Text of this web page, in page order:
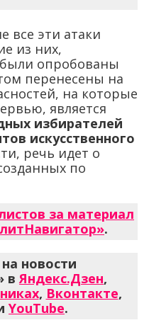
все эти атаки
из них,
опробованы
перенесены на
на которые
является
избирателей
искусственного
речь идет о
по
за материал
.
новости
вЯндекс.Дзен,
, Вконтакте,
YouTube.